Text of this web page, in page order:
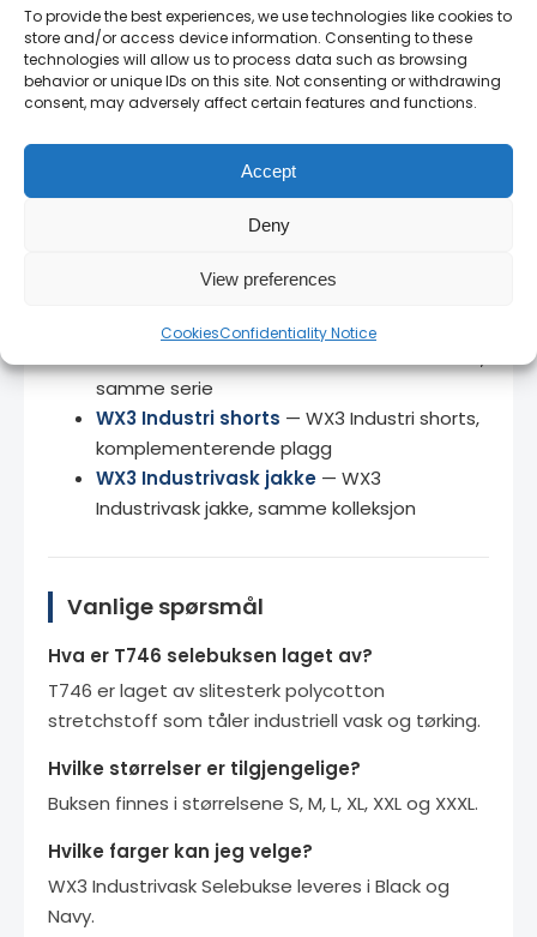
To provide the best experiences, we use technologies like cookies to
store and/or access device information. Consenting to these
technologies will allow us to process data such as browsing
behavior or unique IDs on this site. Not consenting or withdrawing
consent, may adversely affect certain features and functions.
Accept
Deny
View preferences
CookiesConfidentiality Notice
Bedriftspriser— kontakt oss for volumrabatt
og rammeavtaler.
Norsk teknisk support— vi snakker ditt språk
14 dagers angrerett— full retur på uåpnede
produkter.
WX3 Industri Bukser— WX3 Industri Bukser,
samme serie
WX3 Industri shorts — WX3 Industri shorts,
komplementerende plagg
WX3 Industrivask jakke — WX3
Industrivask jakke, samme kolleksjon
Vanlige spørsmål
Hva er T746 selebuksen laget av?
T746 er laget av slitesterk polycotton
stretchstoff som tåler industriell vask og tørking.
Hvilke størrelser er tilgjengelige?
Buksen finnes i størrelsene S, M, L, XL, XXL og XXXL.
Hvilke farger kan jeg velge?
WX3 Industrivask Selebukse leveres i Black og
Navy.